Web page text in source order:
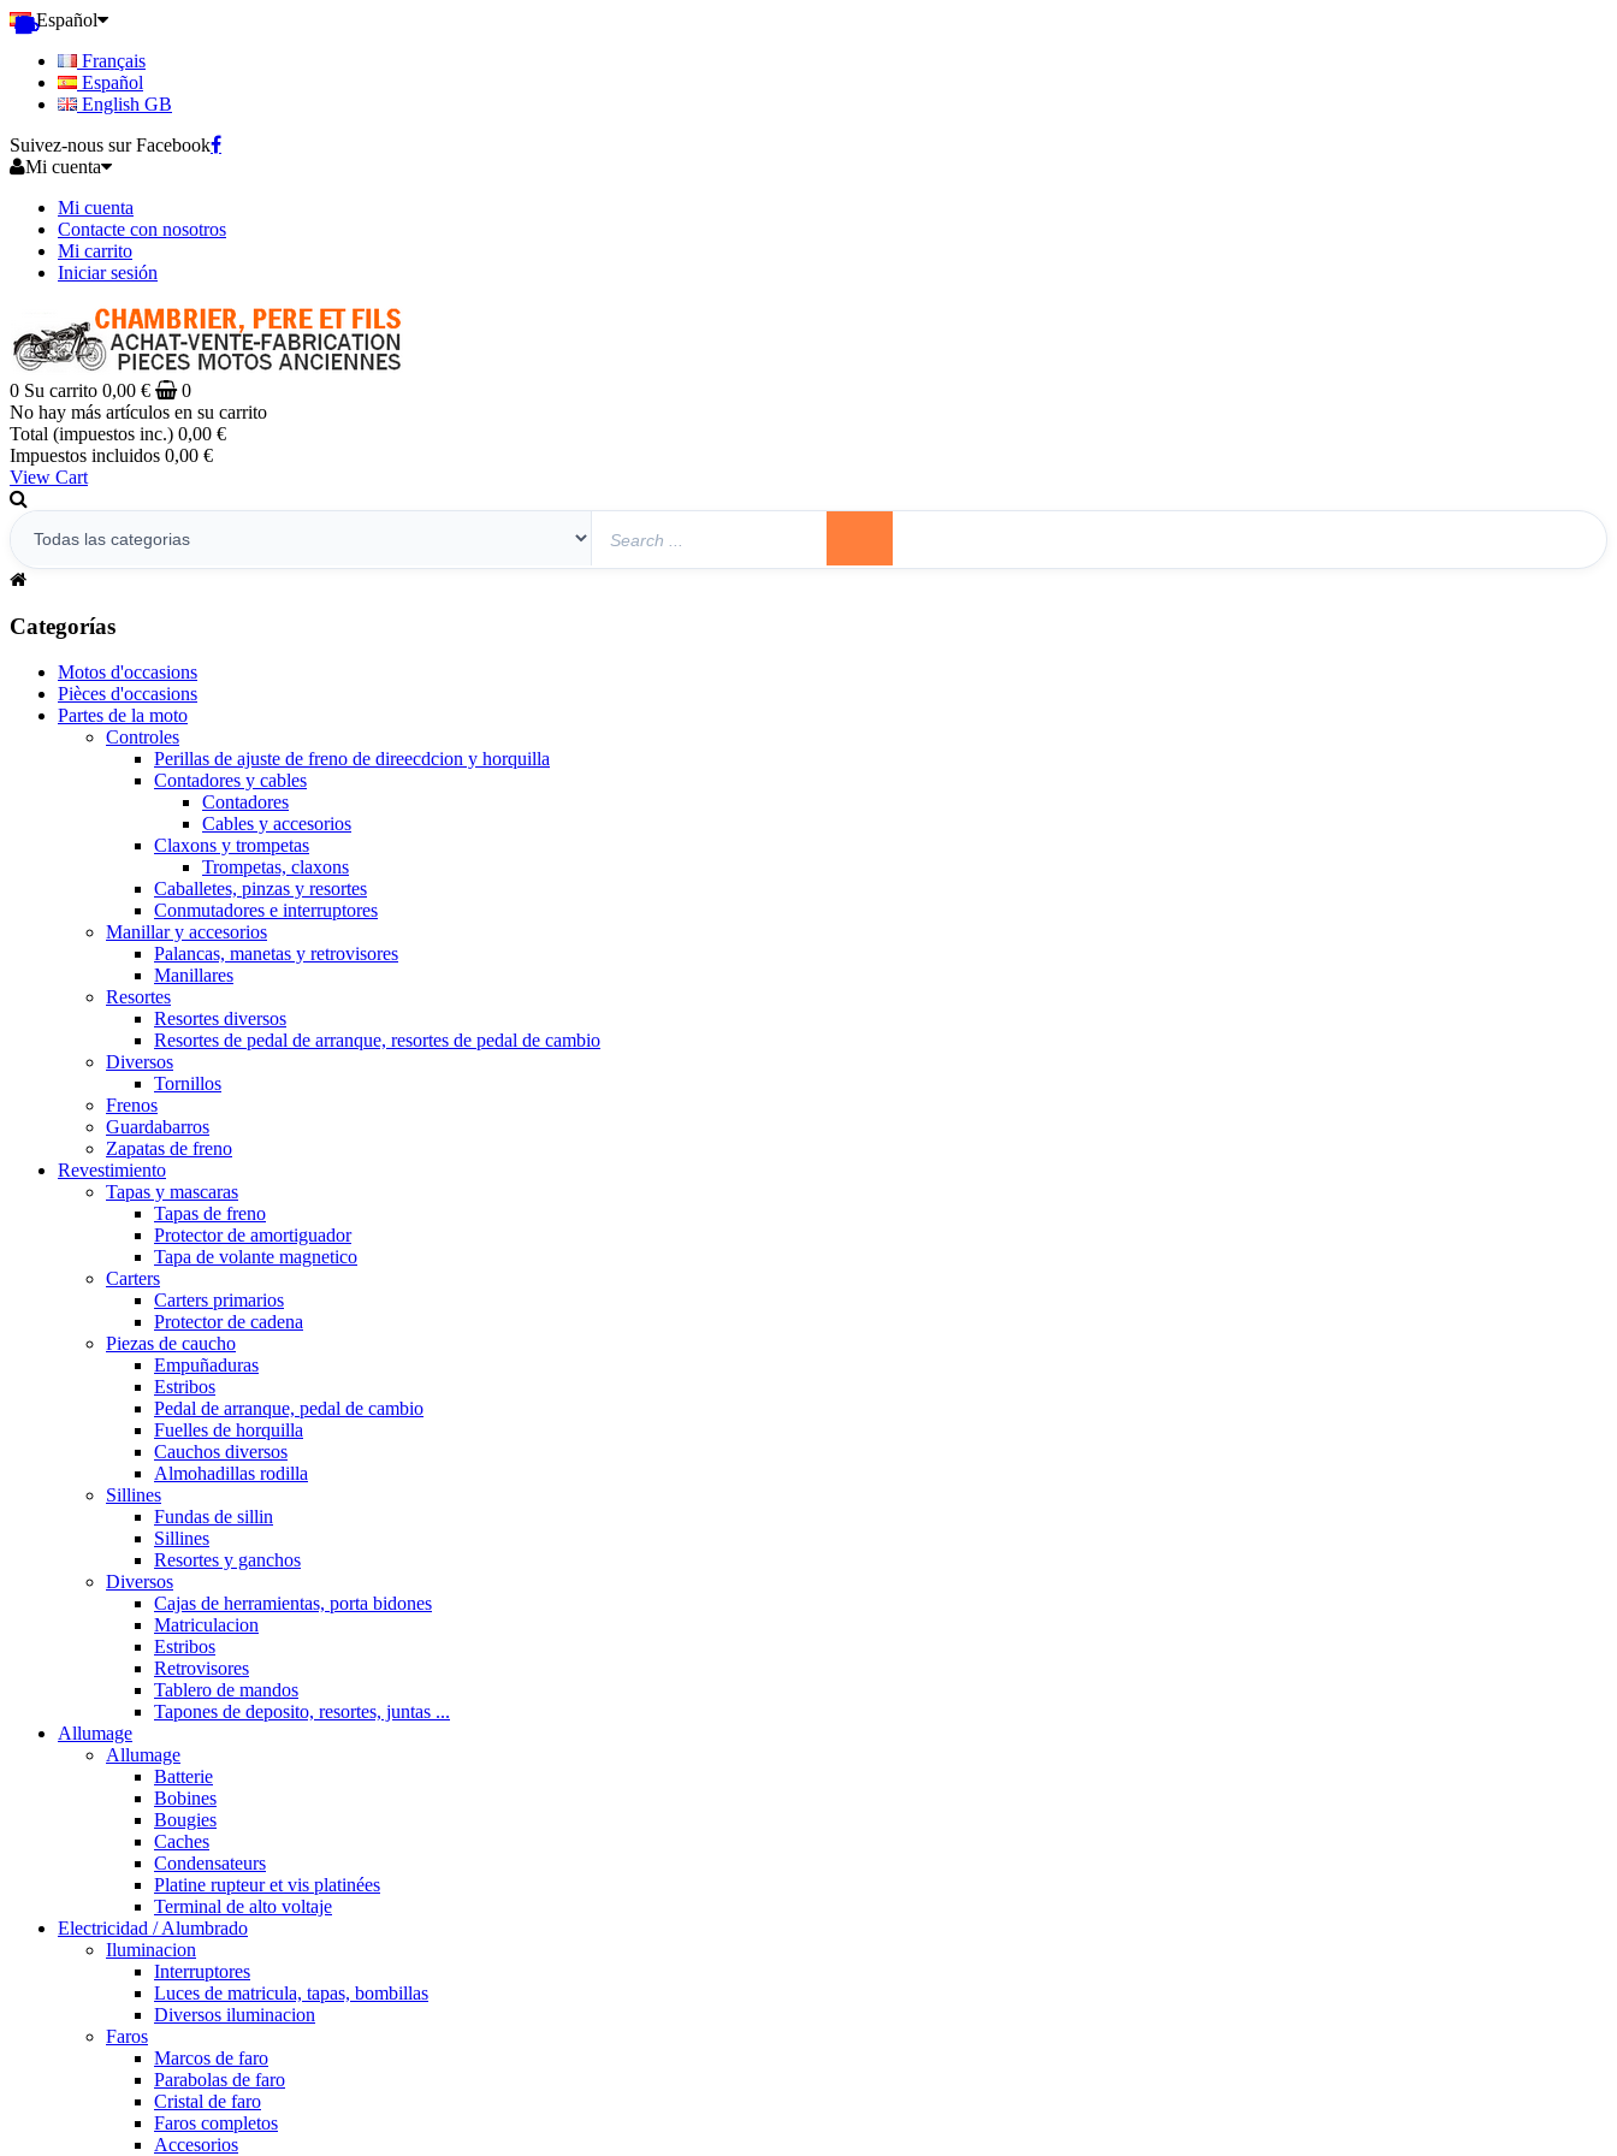
Español
Français
Español
English GB
Suivez-nous sur Facebook
Mi cuenta
Mi cuenta
Contacte con nosotros
Mi carrito
Iniciar sesión
0 Su carrito 0,00 €
0
No hay más artículos en su carrito
Total (impuestos inc.) 0,00 €
Impuestos incluidos 0,00 €
View Cart
Categorías
Motos d'occasions
Pièces d'occasions
Partes de la moto
Controles
Perillas de ajuste de freno de direecdcion y horquilla
Contadores y cables
Contadores
Cables y accesorios
Claxons y trompetas
Trompetas, claxons
Caballetes, pinzas y resortes
Conmutadores e interruptores
Manillar y accesorios
Palancas, manetas y retrovisores
Manillares
Resortes
Resortes diversos
Resortes de pedal de arranque, resortes de pedal de cambio
Diversos
Tornillos
Frenos
Guardabarros
Zapatas de freno
Revestimiento
Tapas y mascaras
Tapas de freno
Protector de amortiguador
Tapa de volante magnetico
Carters
Carters primarios
Protector de cadena
Piezas de caucho
Empuñaduras
Estribos
Pedal de arranque, pedal de cambio
Fuelles de horquilla
Cauchos diversos
Almohadillas rodilla
Sillines
Fundas de sillin
Sillines
Resortes y ganchos
Diversos
Cajas de herramientas, porta bidones
Matriculacion
Estribos
Retrovisores
Tablero de mandos
Tapones de deposito, resortes, juntas ...
Allumage
Allumage
Batterie
Bobines
Bougies
Caches
Condensateurs
Platine rupteur et vis platinées
Terminal de alto voltaje
Electricidad / Alumbrado
Iluminacion
Interruptores
Luces de matricula, tapas, bombillas
Diversos iluminacion
Faros
Marcos de faro
Parabolas de faro
Cristal de faro
Faros completos
Accesorios